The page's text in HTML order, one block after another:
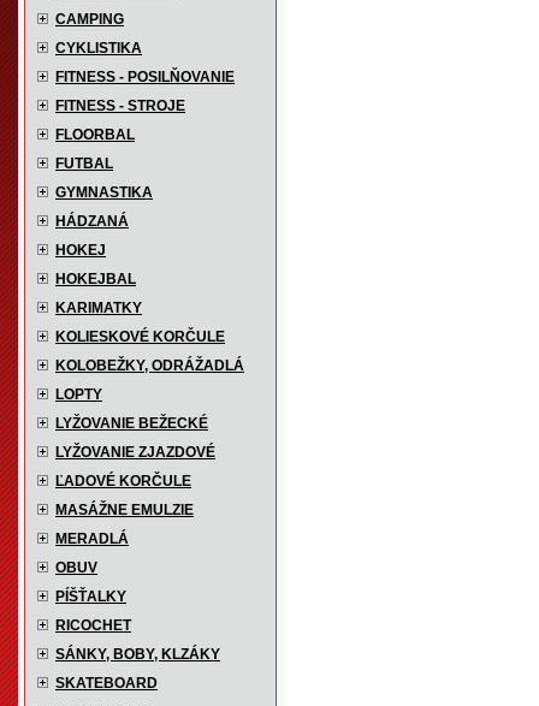
CAMPING
CYKLISTIKA
FITNESS - POSILŇOVANIE
FITNESS - STROJE
FLOORBAL
FUTBAL
GYMNASTIKA
HÁDZANÁ
HOKEJ
HOKEJBAL
KARIMATKY
KOLIESKOVÉ KORČULE
KOLOBEŽKY, ODRÁŽADLÁ
LOPTY
LYŽOVANIE BEŽECKÉ
LYŽOVANIE ZJAZDOVÉ
ĽADOVÉ KORČULE
MASÁŽNE EMULZIE
MERADLÁ
OBUV
PÍŠŤALKY
RICOCHET
SÁNKY, BOBY, KLZÁKY
SKATEBOARD